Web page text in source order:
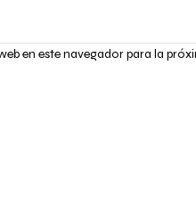
en este navegador para la